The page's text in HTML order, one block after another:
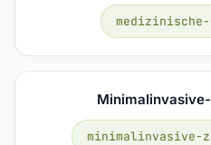
minimalinvasive-